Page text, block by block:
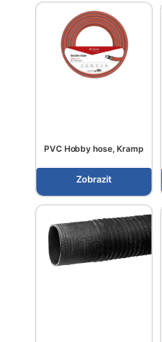
PVC Hobby hose, Kramp
Zobrazit